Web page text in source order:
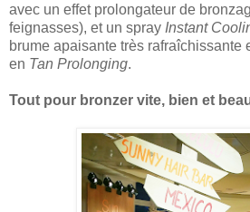
avec un effet prolongateur de
feignasses), et un spray Instant
brume apaisante très rafraîchissante
en Tan Prolonging.
Tout pour bronzer vite, bien et